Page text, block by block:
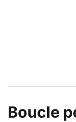
Boucle